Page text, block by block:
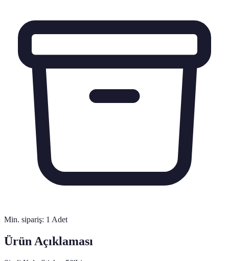
Min. sipariş: 1 Adet
Ürün Açıklaması